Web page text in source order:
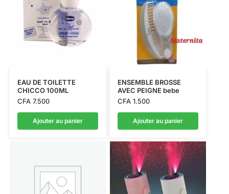
EAU DE TOILETTE
CHICCO 100ML
CFA7.500
Ajouter au panier
ENSEMBLE BROSSE
AVEC PEIGNE bebe
CFA1.500
Ajouter au panier